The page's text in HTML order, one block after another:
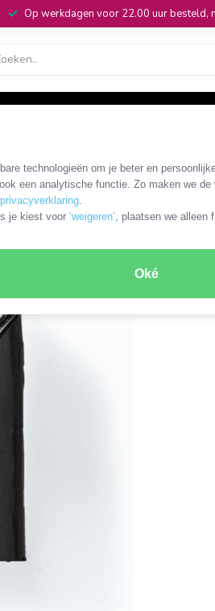
technologieën om je beter en
een analytische functie. Zo maken we
.
je kiest voor ‘weigeren’, plaatsen we alleen
Oké
Op werkdagen voor 22.00 uur besteld,
/ zwart